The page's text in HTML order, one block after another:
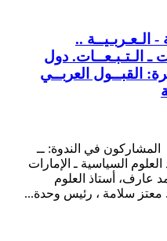
- الـعـربـيــة ..
ـ الـتـبـعــات. دول
القبــول العربــي
المشاركون في الندوة: ــ
العلوم السياسية ـ الإمارات
عارف، أستاذ العلوم
معتز سلامة ، رئيس وحدة...